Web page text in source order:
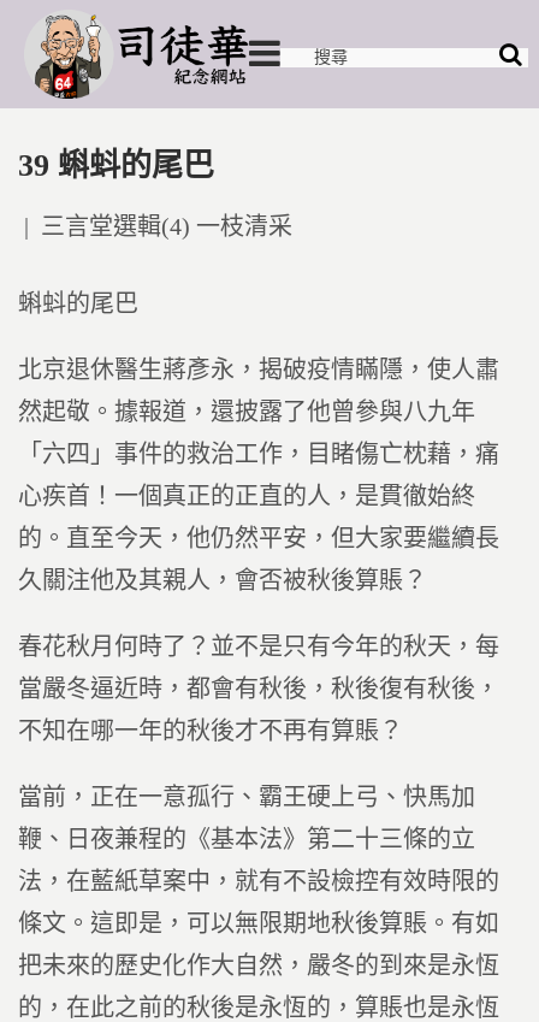
39 蝌蚪的尾巴
Posted
三言堂選輯(4) 一枝清采
蝌蚪的尾巴
北京退休醫生蔣彥永，揭破疫情瞞隱，使人肅
然起敬。據報道，還披露了他曾參與八九年
「六四」事件的救治工作，目睹傷亡枕藉，痛
心疾首！一個真正的正直的人，是貫徹始終
的。直至今天，他仍然平安，但大家要繼續長
久關注他及其親人，會否被秋後算賬？
春花秋月何時了？並不是只有今年的秋天，每
當嚴冬逼近時，都會有秋後，秋後復有秋後，
不知在哪一年的秋後才不再有算賬？
當前，正在一意孤行、霸王硬上弓、快馬加
鞭、日夜兼程的《基本法》第二十三條的立
法，在藍紙草案中，就有不設檢控有效時限的
條文。這即是，可以無限期地秋後算賬。有如
把未來的歷史化作大自然，嚴冬的到來是永恆
的，在此之前的秋後是永恆的，算賬也是永恆